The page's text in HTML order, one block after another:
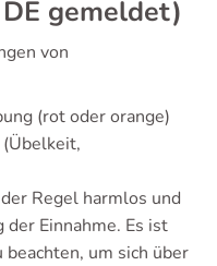
gemeldet)
von
(rot oder orange)
Regel harmlos und
Einnahme. Es ist
um sich über